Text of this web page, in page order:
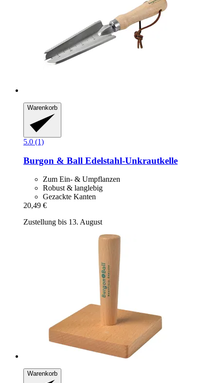
Warenkorb
5.0 (1)
Burgon & Ball Edelstahl-​Unkrautkelle
Zum Ein- & Umpflanzen
Robust & langlebig
Gezackte Kanten
20,49 €
Zustellung bis 13. August
Warenkorb